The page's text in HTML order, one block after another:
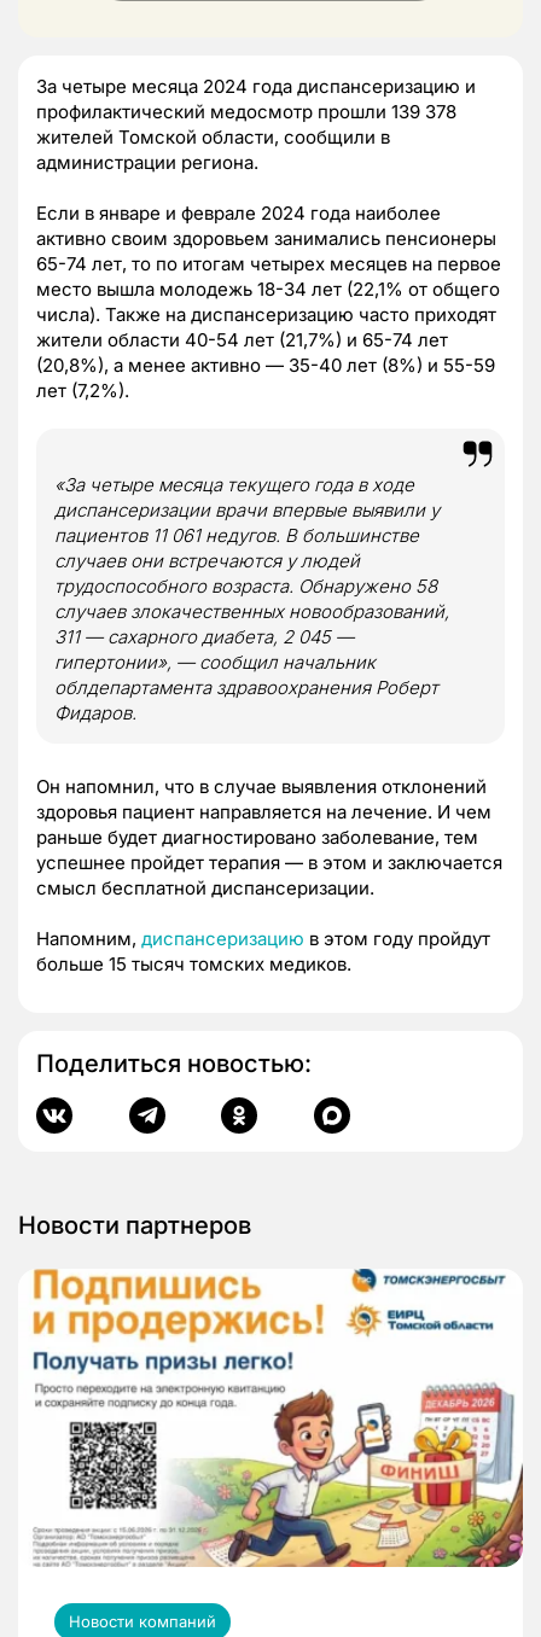
За четыре месяца 2024 года диспансеризацию и
профилактический медосмотр прошли 139 378
жителей Томской области, сообщили в
администрации региона.
Если в январе и феврале 2024 года наиболее
активно своим здоровьем занимались пенсионеры
65-74 лет, то по итогам четырех месяцев на первое
место вышла молодежь 18-34 лет (22,1% от общего
числа). Также на диспансеризацию часто приходят
жители области 40-54 лет (21,7%) и 65-74 лет
(20,8%), а менее активно — 35-40 лет (8%) и 55-59
лет (7,2%).
«За четыре месяца текущего года в ходе
диспансеризации врачи впервые выявили у
пациентов 11 061 недугов. В большинстве
случаев они встречаются у людей
трудоспособного возраста. Обнаружено 58
случаев злокачественных новообразований,
311 — сахарного диабета, 2 045 —
гипертонии», — сообщил начальник
облдепартамента здравоохранения Роберт
Фидаров.
Он напомнил, что в случае выявления отклонений
здоровья пациент направляется на лечение. И чем
раньше будет диагностировано заболевание, тем
успешнее пройдет терапия — в этом и заключается
смысл бесплатной диспансеризации.
Напомним, диспансеризацию в этом году пройдут
больше 15 тысяч томских медиков.
Поделиться новостью:
Новости партнеров
Новости компаний